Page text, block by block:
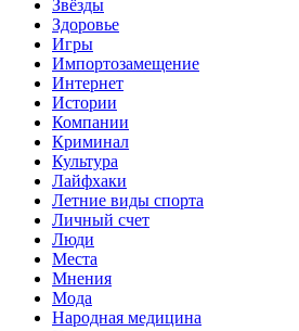
Звёзды
Здоровье
Игры
Импортозамещение
Интернет
Истории
Компании
Криминал
Культура
Лайфхаки
Летние виды спорта
Личный счет
Люди
Места
Мнения
Мода
Народная медицина